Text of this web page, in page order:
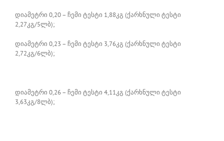
დიამეტრი 0,20 – ჩემი ტესტი 1,88კგ (ქარხნული ტესტი
2,27კგ/5ლბ);
დიამეტრი 0,23 – ჩემი ტესტი 3,76კგ (ქარხნული ტესტი
2,72კგ/6ლბ);
დიამეტრი 0,26 – ჩემი ტესტი 4,11კგ (ქარხნული ტესტი
3,63კგ/8ლბ);